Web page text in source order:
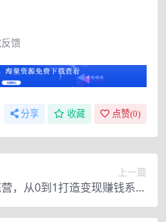
馈
分享 收藏 点赞(0)
上一篇
，从0到1打造变现赚钱系统
（价值398元）